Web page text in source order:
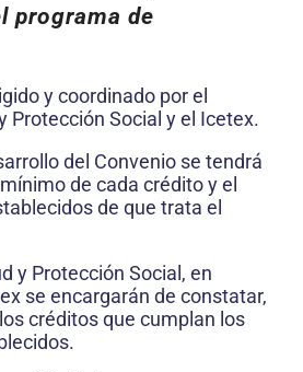
programa de
y coordinado por el
Protección Social y el Icetex.
del Convenio se tendrá
de cada crédito y el
de que trata el
y Protección Social, en
se encargarán de constatar,
créditos que cumplan los